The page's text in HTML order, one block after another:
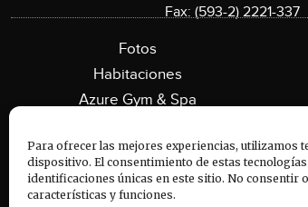
Para ofrecer las mejores experiencias, utilizamos
dispositivo. El consentimiento de estas
identificaciones únicas en este sitio. No consentir
características y funciones.
Fax: (593-2) 2221-337
Fotos
Habitaciones
Azure Gym & Spa
Protocolo de Seguridad
Hotel Reina Isabel, © 2017